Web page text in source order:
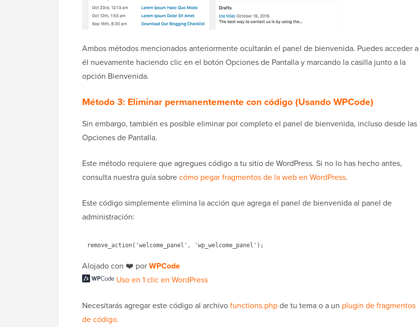
Ambos métodos mencionados anteriormente ocultarán el panel de bienvenida. Puedes acceder a
él nuevamente haciendo clic en el botón Opciones de Pantalla y marcando la casilla junto a la
opción Bienvenida.
Método 3: Eliminar permanentemente con código (Usando WPCode)
Sin embargo, también es posible eliminar por completo el panel de bienvenida, incluso desde las
Opciones de Pantalla.
Este método requiere que agregues código a tu sitio de WordPress. Si no lo has hecho antes,
consulta nuestra guía sobrecómo pegar fragmentos de la web en WordPress.
Este código simplemente elimina la acción que agrega el panel de bienvenida al panel de
administración:
Alojado con ❤️ porWPCode
Uso en 1 clic en WordPress
Necesitarás agregar este código al archivofunctions.phpde tu tema o a un plugin de fragmentos
de código.